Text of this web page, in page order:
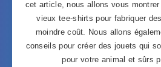
cet article, nous allons vous
vieux tee-shirts pour fabriquer
moindre coût. Nous allons
conseils pour créer des jouets qui
pour votre animal et sûrs